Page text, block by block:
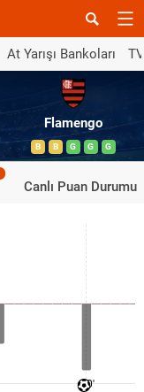
At Yarışı Bankoları
Flamengo
B B G G G
Canlı Puan Durumu
30'